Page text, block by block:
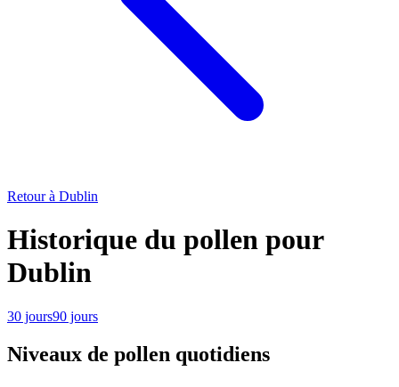
Retour à Dublin
Historique du pollen pour
Dublin
30 jours90 jours
Niveaux de pollen quotidiens